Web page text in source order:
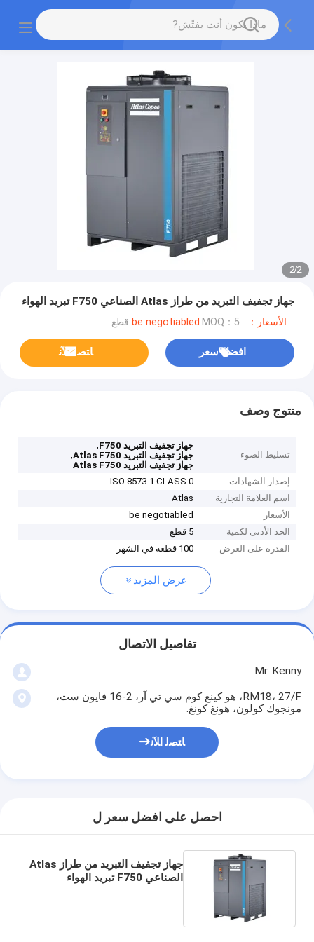
2
/
2
جهاز تجفيف التبريد من طراز Atlas الصناعي F750 تبريد الهواء
الأسعار：be negotiabled MOQ：5 قطع
افضل سعر ﺎﺘﺼﻟ ﺍﻶﻧ
منتوج وصف
تسليط الضوء
جهاز تجفيف التبريد F750
,
جهاز تجفيف التبريد Atlas F750
,
جهاز تجفيف التبريد Atlas F750
إصدار الشهادات
ISO 8573-1 CLASS 0
اسم العلامة التجارية
Atlas
الأسعار
be negotiabled
الحد الأدنى لكمية
5 قطع
القدرة على العرض
100 قطعة في الشهر
عرض المزيد
تفاصيل الاتصال
Mr. Kenny
RM18، 27/F، هو كينغ كوم سي تي آر، 2-16 فايون ست،
مونجوك كولون، هونغ كونغ.
ﺎﺘﺼﻟ ﺍﻶﻧ
احصل على افضل سعر ل
جهاز تجفيف التبريد من طراز Atlas
الصناعي F750 تبريد الهواء